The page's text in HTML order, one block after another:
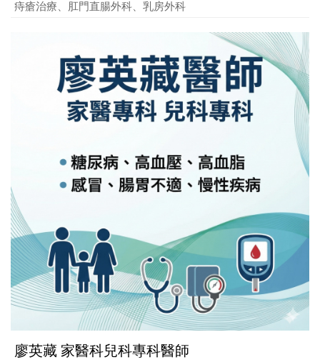
痔瘡治療、肛門直腸外科、乳房外科
廖英藏 家醫科兒科專科醫師